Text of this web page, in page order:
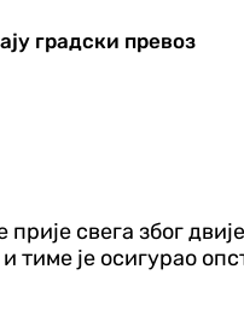
градски превоз
свега због
тиме је осигурао